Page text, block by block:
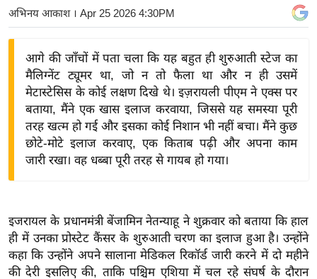
ज़
ने
द्यो
ष
ज्ञ
रा
य
अभिनय आकाश। Apr 25 2026 4:30PM
आगे की जाँचों में पता चला कि यह बहुत ही शुरुआती स्टेज का
मैलिग्नेंट ट्यूमर था, जो न तो फैला था और न ही उसमें
मेटास्टेसिस के कोई लक्षण दिखे थे। इज़रायली पीएम ने एक्स पर
बताया, मैंने एक खास इलाज करवाया, जिससे यह समस्या पूरी
तरह खत्म हो गई और इसका कोई निशान भी नहीं बचा। मैंने कुछ
छोटे-मोटे इलाज करवाए, एक किताब पढ़ी और अपना काम
जारी रखा। वह धब्बा पूरी तरह से गायब हो गया।
इजरायल के प्रधानमंत्री बेंजामिन नेतन्याहू ने शुक्रवार को बताया कि हाल
ही में उनका प्रोस्टेट कैंसर के शुरुआती चरण का इलाज हुआ है। उन्होंने
कहा कि उन्होंने अपने सालाना मेडिकल रिकॉर्ड जारी करने में दो महीने
की देरी इसलिए की, ताकि पश्चिम एशिया में चल रहे संघर्ष के दौरान